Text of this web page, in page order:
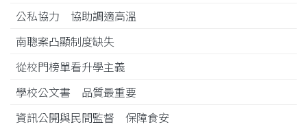
公私協力 協助調適高溫
南聰案凸顯制度缺失
從校門榜單看升學主義
學校公文書 品質最重要
資訊公開與民間監督 保障食安